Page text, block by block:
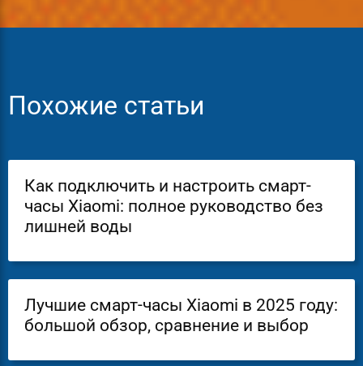
Похожие статьи
Как подключить и настроить смарт-
часы Xiaomi: полное руководство без
лишней воды
Лучшие смарт-часы Xiaomi в 2025 году:
большой обзор, сравнение и выбор